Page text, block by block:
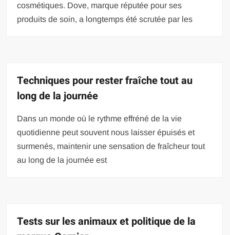
cosmétiques. Dove, marque réputée pour ses
produits de soin, a longtemps été scrutée par les
Techniques pour rester fraîche tout au
long de la journée
Dans un monde où le rythme effréné de la vie
quotidienne peut souvent nous laisser épuisés et
surmenés, maintenir une sensation de fraîcheur tout
au long de la journée est
Tests sur les animaux et politique de la